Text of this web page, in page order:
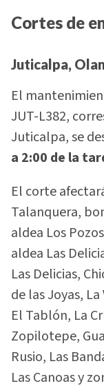
Cortes de
Juticalpa,
El
JUT-L382,
Juticalpa, se
a 2:00 de la
El corte
Talanquera,
aldea Los
aldea Las
Las Delicias,
de las Joyas,
El Tablón, La
Zopilotepe,
Rusio, Las
Las Canoas y